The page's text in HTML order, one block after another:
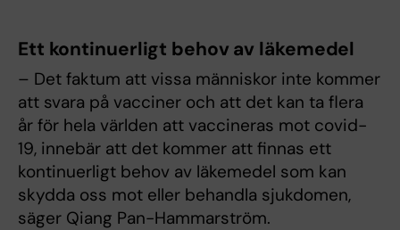
Ett kontinuerligt behov av läkemedel
– Det faktum att vissa människor inte kommer
att svara på vacciner och att det kan ta flera
år för hela världen att vaccineras mot covid-
19, innebär att det kommer att finnas ett
kontinuerligt behov av läkemedel som kan
skydda oss mot eller behandla sjukdomen,
säger Qiang Pan-Hammarström.